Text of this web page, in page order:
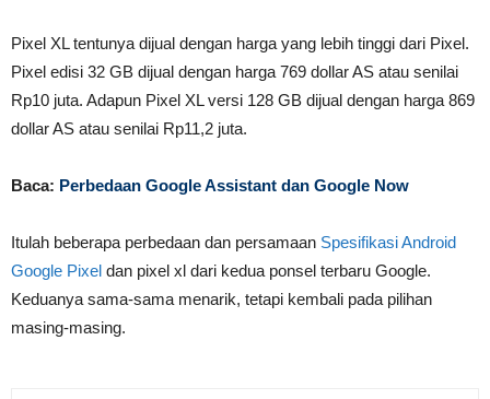
Pixel XL tentunya dijual dengan harga yang lebih tinggi dari Pixel.
Pixel edisi 32 GB dijual dengan harga 769 dollar AS atau senilai
Rp10 juta. Adapun Pixel XL versi 128 GB dijual dengan harga 869
dollar AS atau senilai Rp11,2 juta.
Baca: Perbedaan Google Assistant dan Google Now
Itulah beberapa perbedaan dan persamaan Spesifikasi Android
Google Pixel dan pixel xl dari kedua ponsel terbaru Google.
Keduanya sama-sama menarik, tetapi kembali pada pilihan
masing-masing.